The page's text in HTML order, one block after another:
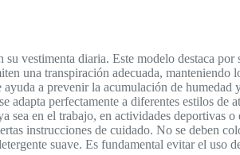
vestimenta diaria. Este modelo destaca
una transpiración adecuada, manteniendo
a prevenir la acumulación de humedad
perfectamente a diferentes estilos de
en el trabajo, en actividades deportivas o
instrucciones de cuidado. No se deben
suave. Es fundamental evitar el uso